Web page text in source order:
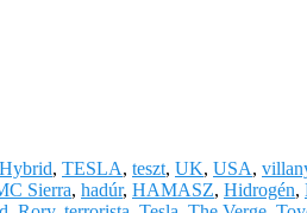
, TESLA, teszt, UK, USA,
Sierra, hadúr, HAMASZ, Hidrogén,